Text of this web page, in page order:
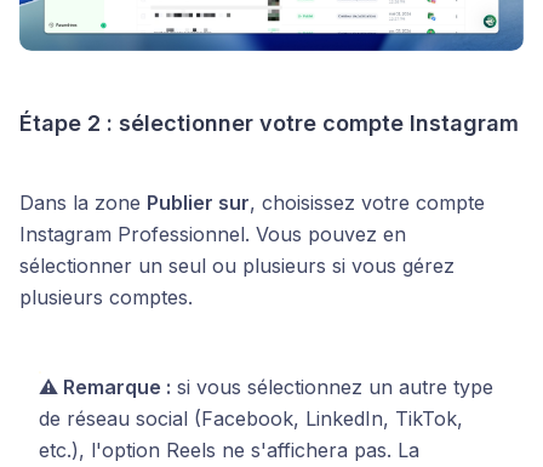
Étape 2 : sélectionner votre compte Instagram
Dans la zone Publier sur, choisissez votre compte
Instagram Professionnel. Vous pouvez en
sélectionner un seul ou plusieurs si vous gérez
plusieurs comptes.
⚠️ Remarque : si vous sélectionnez un autre type
de réseau social (Facebook, LinkedIn, TikTok,
etc.), l'option Reels ne s'affichera pas. La